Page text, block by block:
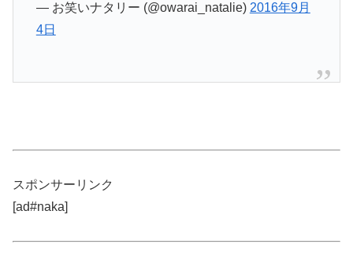
— お笑いナタリー (@owarai_natalie) 2016年9月
4日
スポンサーリンク
[ad#naka]